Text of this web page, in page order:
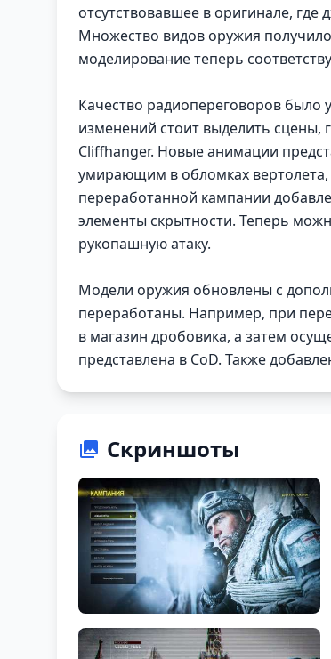
отсутствовавшее в оригинале, где
Множество видов оружия
моделирование теперь
Качество радиопереговоров
изменений стоит выделить сцены,
Cliffhanger. Новые анимации
умирающим в обломках
переработанной кампании
элементы скрытности. Теперь
рукопашную атаку.
Модели оружия обновлены с
переработаны. Например, при
в магазин дробовика, а затем
представлена в CoD. Также
Скриншоты